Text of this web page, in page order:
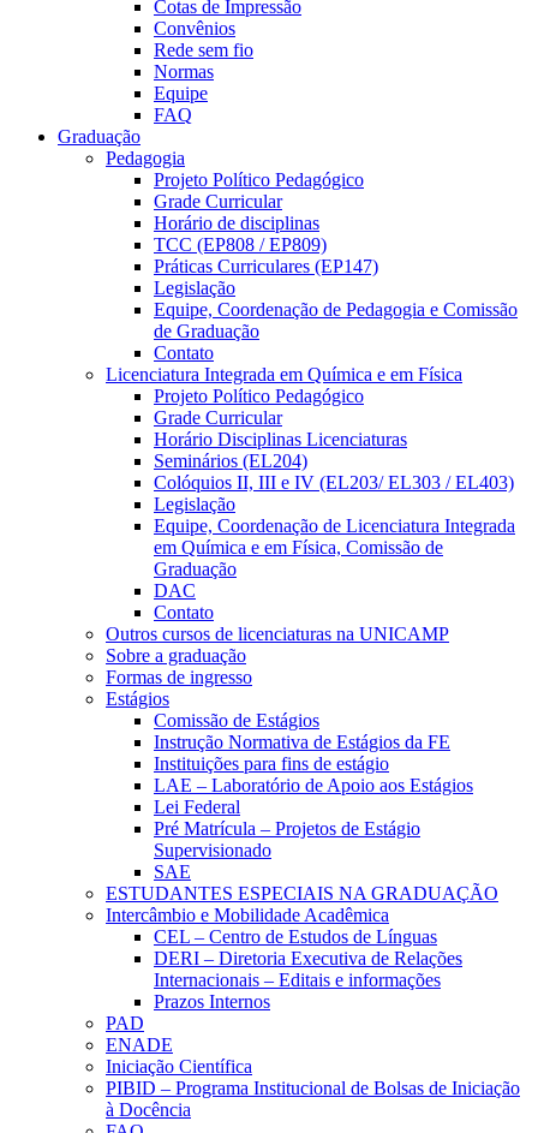
Cotas de Impressão
Convênios
Rede sem fio
Normas
Equipe
FAQ
Graduação
Pedagogia
Projeto Político Pedagógico
Grade Curricular
Horário de disciplinas
TCC (EP808 / EP809)
Práticas Curriculares (EP147)
Legislação
Equipe, Coordenação de Pedagogia e Comissão
de Graduação
Contato
Licenciatura Integrada em Química e em Física
Projeto Político Pedagógico
Grade Curricular
Horário Disciplinas Licenciaturas
Seminários (EL204)
Colóquios II, III e IV (EL203/ EL303 / EL403)
Legislação
Equipe, Coordenação de Licenciatura Integrada
em Química e em Física, Comissão de
Graduação
DAC
Contato
Outros cursos de licenciaturas na UNICAMP
Sobre a graduação
Formas de ingresso
Estágios
Comissão de Estágios
Instrução Normativa de Estágios da FE
Instituições para fins de estágio
LAE – Laboratório de Apoio aos Estágios
Lei Federal
Pré Matrícula – Projetos de Estágio
Supervisionado
SAE
ESTUDANTES ESPECIAIS NA GRADUAÇÃO
Intercâmbio e Mobilidade Acadêmica
CEL – Centro de Estudos de Línguas
DERI – Diretoria Executiva de Relações
Internacionais – Editais e informações
Prazos Internos
PAD
ENADE
Iniciação Científica
PIBID – Programa Institucional de Bolsas de Iniciação
à Docência